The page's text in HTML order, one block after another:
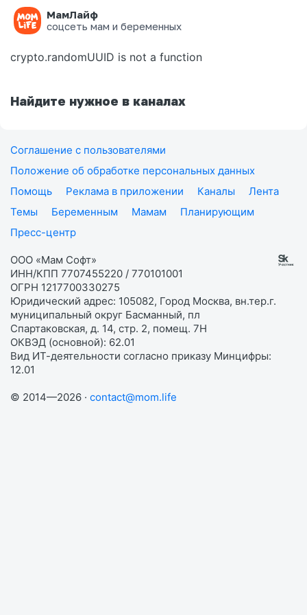
МамЛайф
соцсеть мам и беременных
Ошибка на странице
crypto.randomUUID is not a function
Найдите нужное в каналах
Соглашение с пользователями
Положение об обработке персональных данных
Помощь
Реклама в приложении Каналы
Лента
Темы
Беременным Мамам
Планирующим
Пресс-центр
ООО «Мам Софт»
ИНН/КПП 7707455220 / 770101001
ОГРН 1217700330275
Юридический адрес: 105082, Город Москва, вн.тер.г.
муниципальный округ Басманный, пл
Спартаковская, д. 14, стр. 2, помещ. 7Н
ОКВЭД (основной): 62.01
Вид ИТ-деятельности согласно приказу Минцифры:
12.01
© 2014—2026 · contact@mom.life